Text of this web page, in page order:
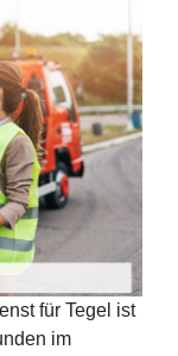
für Tegel ist
im